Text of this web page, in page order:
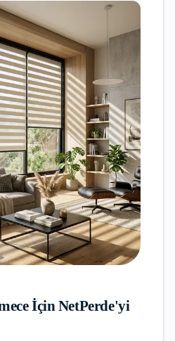
İçin NetPerde'yi